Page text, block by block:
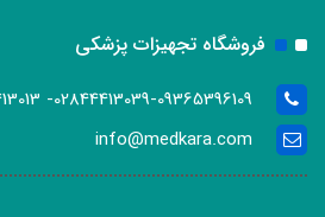
فروشگاه تجهیزات پزشکی
02844413039-09365396109- 02844413013
info@medkara.com